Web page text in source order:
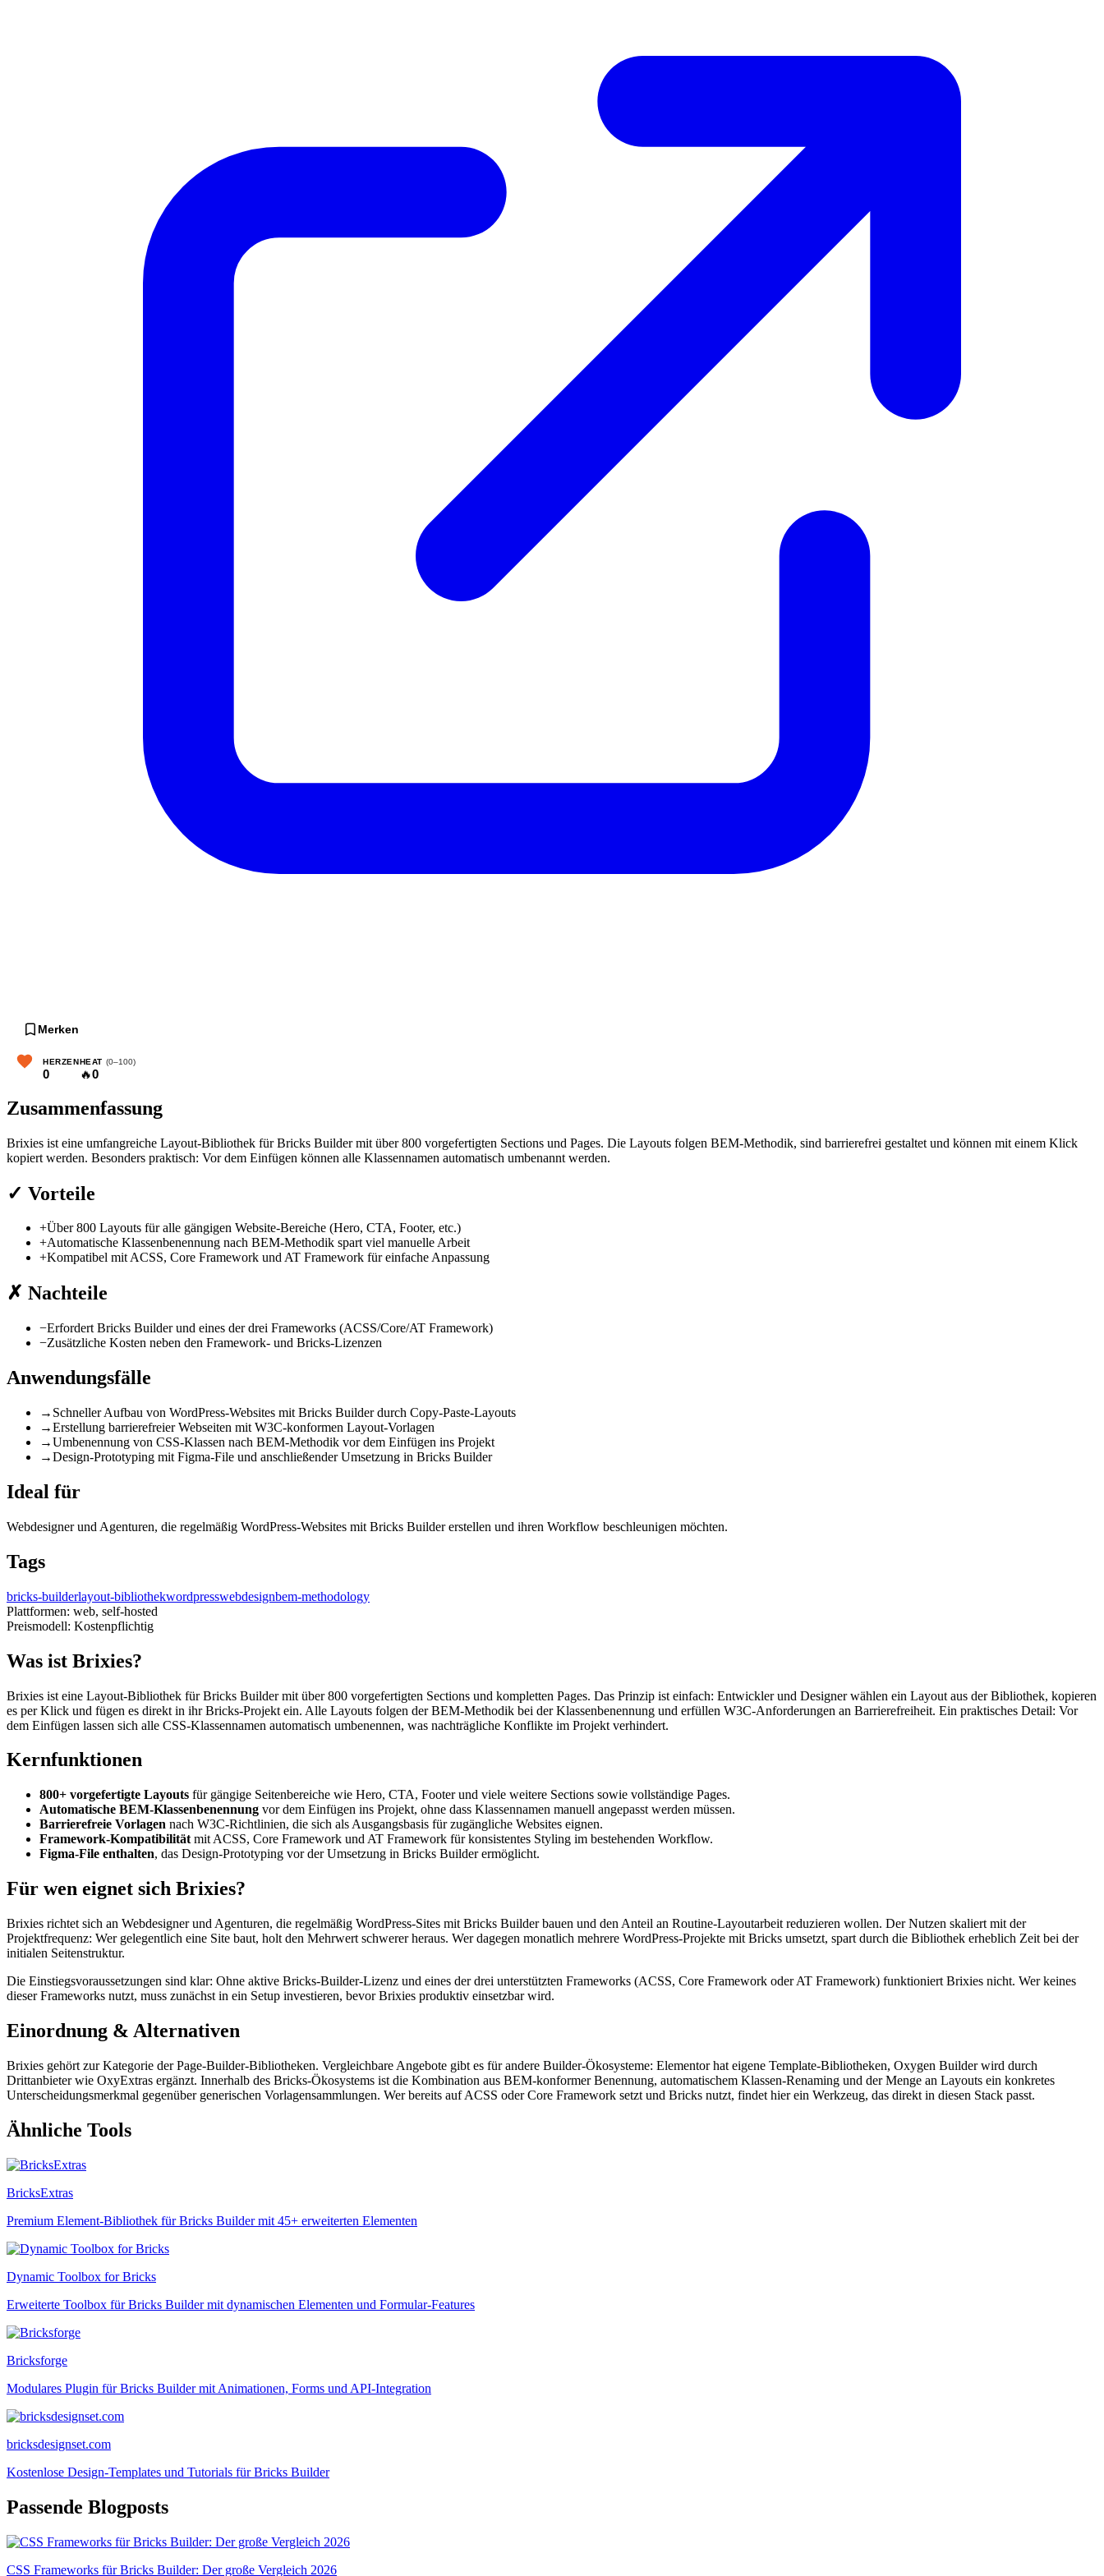
Merken
HERZEN
0
HEAT (0–100)
🔥0
Zusammenfassung
Brixies ist eine umfangreiche Layout-Bibliothek für Bricks Builder mit über 800 vorgefertigten Sections und Pages. Die Layouts folgen BEM-Methodik, sind barrierefrei gestaltet und können mit einem Klick
kopiert werden. Besonders praktisch: Vor dem Einfügen können alle Klassennamen automatisch umbenannt werden.
✓ Vorteile
+Über 800 Layouts für alle gängigen Website-Bereiche (Hero, CTA, Footer, etc.)
+Automatische Klassenbenennung nach BEM-Methodik spart viel manuelle Arbeit
+Kompatibel mit ACSS, Core Framework und AT Framework für einfache Anpassung
✗ Nachteile
−Erfordert Bricks Builder und eines der drei Frameworks (ACSS/Core/AT Framework)
−Zusätzliche Kosten neben den Framework- und Bricks-Lizenzen
Anwendungsfälle
→ Schneller Aufbau von WordPress-Websites mit Bricks Builder durch Copy-Paste-Layouts
→Erstellung barrierefreier Webseiten mit W3C-konformen Layout-Vorlagen
→Umbenennung von CSS-Klassen nach BEM-Methodik vor dem Einfügen ins Projekt
→Design-Prototyping mit Figma-File und anschließender Umsetzung in Bricks Builder
Ideal für
Webdesigner und Agenturen, die regelmäßig WordPress-Websites mit Bricks Builder erstellen und ihren Workflow beschleunigen möchten.
Tags
bricks-builderlayout-bibliothekwordpresswebdesignbem-methodology
Plattformen: web, self-hosted
Preismodell: Kostenpflichtig
Was ist Brixies?
Brixies ist eine Layout-Bibliothek für Bricks Builder mit über 800 vorgefertigten Sections und kompletten Pages. Das Prinzip ist einfach: Entwickler und Designer wählen ein Layout aus der Bibliothek, kopieren
es per Klick und fügen es direkt in ihr Bricks-Projekt ein. Alle Layouts folgen der BEM-Methodik bei der Klassenbenennung und erfüllen W3C-Anforderungen an Barrierefreiheit. Ein praktisches Detail: Vor
dem Einfügen lassen sich alle CSS-Klassennamen automatisch umbenennen, was nachträgliche Konflikte im Projekt verhindert.
Kernfunktionen
800+ vorgefertigte Layouts für gängige Seitenbereiche wie Hero, CTA, Footer und viele weitere Sections sowie vollständige Pages.
Automatische BEM-Klassenbenennung vor dem Einfügen ins Projekt, ohne dass Klassennamen manuell angepasst werden müssen.
Barrierefreie Vorlagen nach W3C-Richtlinien, die sich als Ausgangsbasis für zugängliche Websites eignen.
Framework-Kompatibilität mit ACSS, Core Framework und AT Framework für konsistentes Styling im bestehenden Workflow.
Figma-File enthalten, das Design-Prototyping vor der Umsetzung in Bricks Builder ermöglicht.
Für wen eignet sich Brixies?
Brixies richtet sich an Webdesigner und Agenturen, die regelmäßig WordPress-Sites mit Bricks Builder bauen und den Anteil an Routine-Layoutarbeit reduzieren wollen. Der Nutzen skaliert mit der
Projektfrequenz: Wer gelegentlich eine Site baut, holt den Mehrwert schwerer heraus. Wer dagegen monatlich mehrere WordPress-Projekte mit Bricks umsetzt, spart durch die Bibliothek erheblich Zeit bei der
initialen Seitenstruktur.
Die Einstiegsvoraussetzungen sind klar: Ohne aktive Bricks-Builder-Lizenz und eines der drei unterstützten Frameworks (ACSS, Core Framework oder AT Framework) funktioniert Brixies nicht. Wer keines
dieser Frameworks nutzt, muss zunächst in ein Setup investieren, bevor Brixies produktiv einsetzbar wird.
Einordnung & Alternativen
Brixies gehört zur Kategorie der Page-Builder-Bibliotheken. Vergleichbare Angebote gibt es für andere Builder-Ökosysteme: Elementor hat eigene Template-Bibliotheken, Oxygen Builder wird durch
Drittanbieter wie OxyExtras ergänzt. Innerhalb des Bricks-Ökosystems ist die Kombination aus BEM-konformer Benennung, automatischem Klassen-Renaming und der Menge an Layouts ein konkretes
Unterscheidungsmerkmal gegenüber generischen Vorlagensammlungen. Wer bereits auf ACSS oder Core Framework setzt und Bricks nutzt, findet hier ein Werkzeug, das direkt in diesen Stack passt.
Ähnliche Tools
BricksExtras
Premium Element-Bibliothek für Bricks Builder mit 45+ erweiterten Elementen
Dynamic Toolbox for Bricks
Erweiterte Toolbox für Bricks Builder mit dynamischen Elementen und Formular-Features
Bricksforge
Modulares Plugin für Bricks Builder mit Animationen, Forms und API-Integration
bricksdesignset.com
Kostenlose Design-Templates und Tutorials für Bricks Builder
Passende Blogposts
CSS Frameworks für Bricks Builder: Der große Vergleich 2026